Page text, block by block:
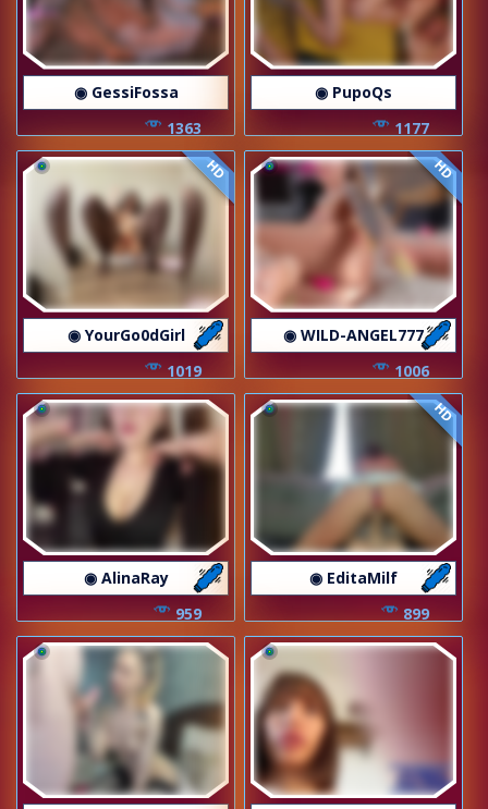
◉ GessiFossa
1363
◉ PupoQs
1177
HD
◉ YourGo0dGirl
1019
HD
◉ WILD-ANGEL777
1006
◉ AlinaRay
959
HD
◉ EditaMilf
899